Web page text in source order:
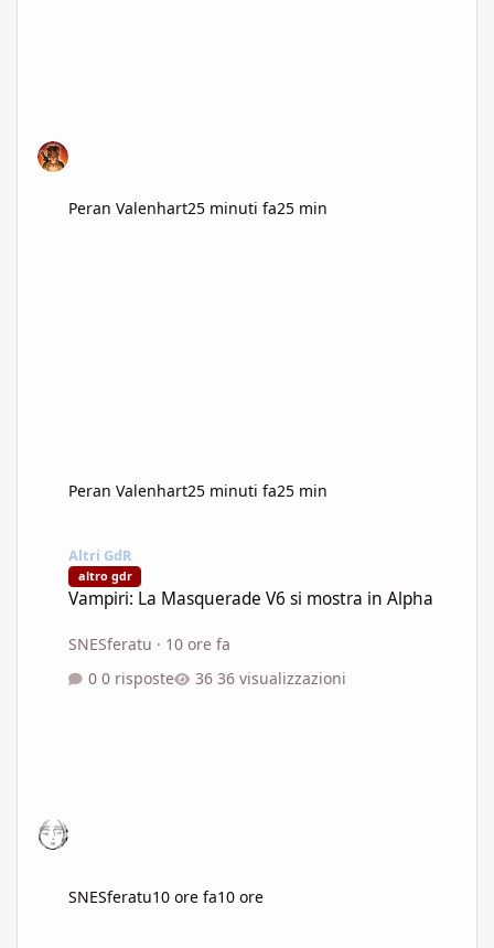
Peran Valenhart25 minuti fa25 min
Peran Valenhart25 minuti fa25 min
Altri GdR
altro gdr
Vampiri: La Masquerade V6 si mostra in Alpha
SNESferatu · 10 ore fa
0 risposte
36 visualizzazioni
SNESferatu10 ore fa10 ore